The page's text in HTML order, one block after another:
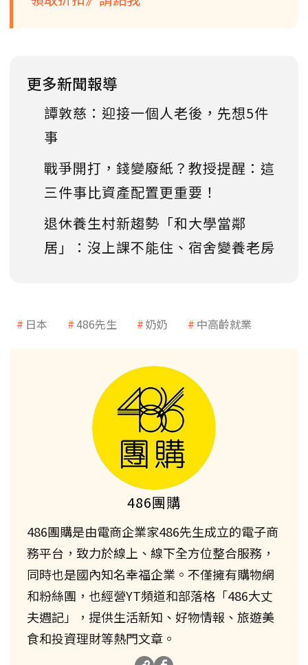
更多新聞報導
譚敦慈：迎接一個人老後，先想5件
事
戰爭開打，錢變廢紙？教授提醒：這
三件事比資產配置更重要！
退休養生村新趨勢「和大學當鄰
居」：沒上課不能住、宿舍變養老房
日本 486先生 奶奶 中高齡就業
486團購
486團購是由電商企業家486先生成立的電子商
務平台，致力於線上、線下全方位整合服務，
同時也是國內知名幸福企業。不僅擁有購物網
和粉絲團，也經營YT頻道和部落格「486大丈
夫週記」，提供生活新知、好物情報、旅遊美
食和投資理財等熱門文章。